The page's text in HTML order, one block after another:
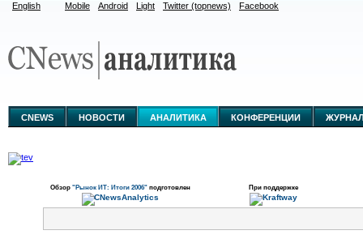
аналитике
English Mobile Android Light Twitter (topnews) Facebook
CNEWS НОВОСТИ АНАЛИТИКА КОНФЕРЕНЦИИ
Обзор "Рынок ИТ: Итоги 2006" подготовлен При поддержке